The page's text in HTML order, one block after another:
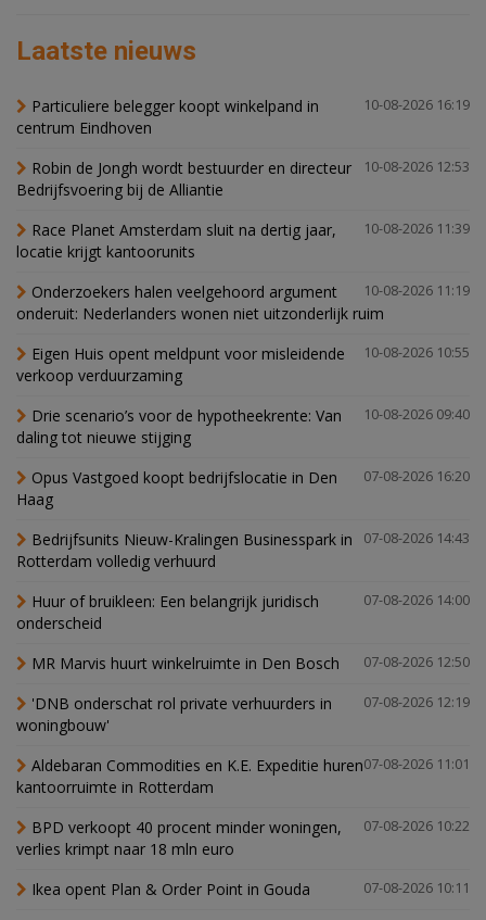
Laatste nieuws
10-08-2026 16:19
Particuliere belegger koopt winkelpand in
centrum Eindhoven
10-08-2026 12:53
Robin de Jongh wordt bestuurder en directeur
Bedrijfsvoering bij de Alliantie
10-08-2026 11:39
Race Planet Amsterdam sluit na dertig jaar,
locatie krijgt kantoorunits
10-08-2026 11:19
Onderzoekers halen veelgehoord argument
onderuit: Nederlanders wonen niet uitzonderlijk ruim
10-08-2026 10:55
Eigen Huis opent meldpunt voor misleidende
verkoop verduurzaming
10-08-2026 09:40
Drie scenario’s voor de hypotheekrente: Van
daling tot nieuwe stijging
07-08-2026 16:20
Opus Vastgoed koopt bedrijfslocatie in Den
Haag
07-08-2026 14:43
Bedrijfsunits Nieuw-Kralingen Businesspark in
Rotterdam volledig verhuurd
07-08-2026 14:00
Huur of bruikleen: Een belangrijk juridisch
onderscheid
07-08-2026 12:50
MR Marvis huurt winkelruimte in Den Bosch
07-08-2026 12:19
'DNB onderschat rol private verhuurders in
woningbouw'
07-08-2026 11:01
Aldebaran Commodities en K.E. Expeditie huren
kantoorruimte in Rotterdam
07-08-2026 10:22
BPD verkoopt 40 procent minder woningen,
verlies krimpt naar 18 mln euro
07-08-2026 10:11
Ikea opent Plan & Order Point in Gouda